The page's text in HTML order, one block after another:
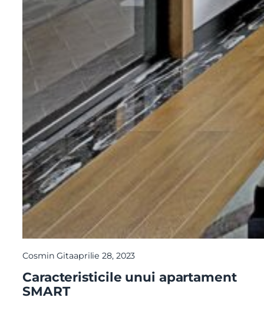
Cosmin Gitaaprilie 28, 2023
Caracteristicile unui apartament
SMART